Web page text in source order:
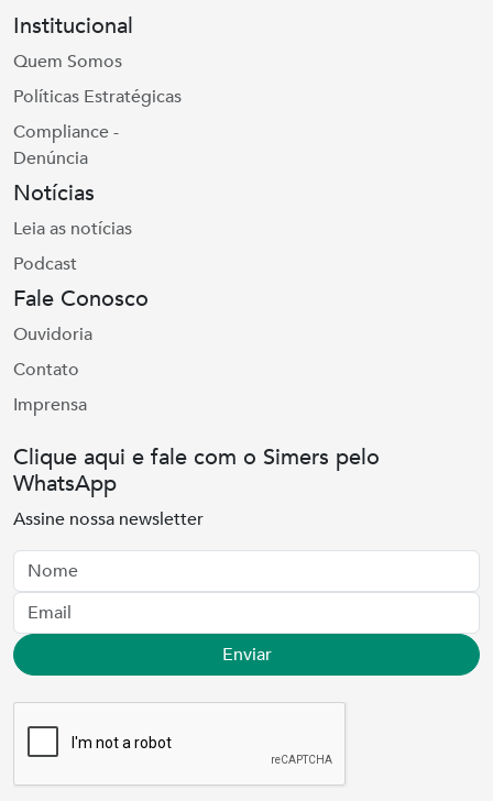
Institucional
Quem Somos
Políticas Estratégicas
Compliance -
Denúncia
Notícias
Leia as notícias
Podcast
Fale Conosco
Ouvidoria
Contato
Imprensa
Clique aqui e fale com o Simers pelo
WhatsApp
Assine nossa newsletter
Nome
Email
Enviar